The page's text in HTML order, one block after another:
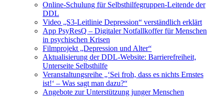
Online-Schulung für Selbsthilfegruppen-Leitende der
DDL
Video „S3-Leitlinie Depression“ verständlich erklärt
App PsyResQ – Digitaler Notfallkoffer für Menschen
in psychischen Krisen
Filmprojekt „Depression und Alter“
Aktualisierung der DDL-Website: Barrierefreiheit,
Unterseite Selbsthilfe
Veranstaltungsreihe „‘Sei froh, dass es nichts Ernstes
ist!‘ – Was sagt man dazu?“
Angebote zur Unterstützung junger Menschen